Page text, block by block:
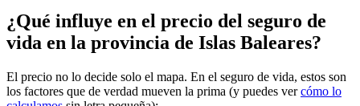
¿Qué influye en el precio del seguro de
vida en la provincia de Islas Baleares?
El precio no lo decide solo el mapa. En el seguro de vida, estos son
los factores que de verdad mueven la prima (y puedes vercómo lo